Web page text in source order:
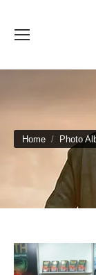
You are here:
Home Photo